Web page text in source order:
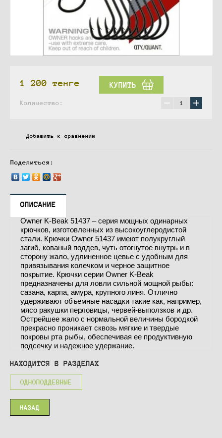
1 200 тенге КУПИТЬ
Количество: − +
Добавить к сравнению
Поделиться:
ОПИСАНИЕ
Owner K-Beak 51437 – серия мощных одинарных
крючков, изготовленных из высокоуглеродистой
стали. Крючки Owner 51437 имеют полукруглый
загиб, кованый поддев, чуть отогнутое внутрь и в
сторону жало, удлиненное цевье с удобным для
привязывания колечком и черное защитное
покрытие. Крючки серии Owner K-Beak
предназначены для ловли сильной мощной рыбы:
сазана, карпа, амура, крупного линя. Отлично
удерживают объемные насадки такие как, например,
мясо ракушки перловицы, червей-выползков и др.
Острейшее жало с нормальной величины бородкой
прекрасно проникает сквозь мягкие и твердые
покровы рта рыбы, обеспечивая ее продуктивную
подсечку и надежное удержание.
НАХОДИТСЯ В РАЗДЕЛАХ
ОДНОПОДДЕВНЫЕ
НАЗАД